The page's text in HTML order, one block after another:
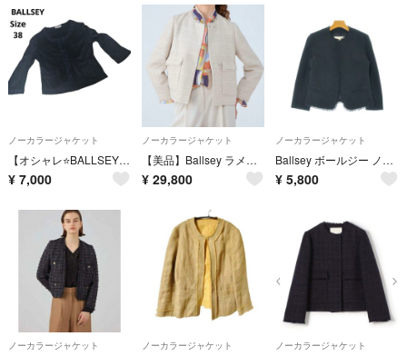
ノーカラージャケット
【オシャレ⭐BALLSEY】紺 ラメ入り ノーカラージャケット サイズ38
¥ 7,000
ノーカラージャケット
【美品】Ballsey ラメミックスツイード セミダブルクルージャケット
¥ 29,800
ノーカラージャケット
Ballsey ボールジー ノーカラージャケット M 紺 【古着】【中古】【送料無料】
¥ 5,800
ノーカラージャケット ノーカラージャケット ノーカラージャケット